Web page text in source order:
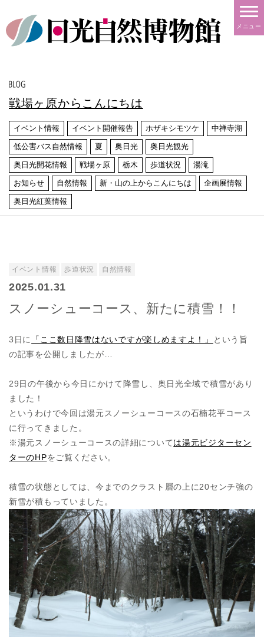
メニュー
戦場ヶ原からこんにちは
イベント情報 イベント開催報告 ホザキシモツケ 中禅寺湖
低公害バス自然情報 夏 奥日光 奥日光観光
奥日光開花情報 戦場ヶ原 栃木 歩道状況 湯滝
お知らせ 自然情報 新・山の上からこんにちは 企画展情報
奥日光紅葉情報
イベント情報 歩道状況 自然情報
2025.01.31
スノーシューコース、新たに積雪！！
3日に 「ここ数日降雪はないですが楽しめますよ！」
という旨
の記事を公開しましたが…
29日の午後から今日にかけて降雪し、奥日光全域で積雪があり
ました！
というわけで今回は湯元スノーシューコースの石楠花平コース
に行ってきました。
※湯元スノーシューコースの詳細については湯元ビジターセン
ターのHPをご覧ください。
積雪の状態としては、今までのクラスト層の上に20センチ強の
新雪が積もっていました。